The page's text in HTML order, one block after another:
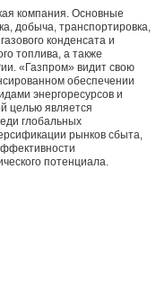
компания. Основные
добыча, транспортировка,
конденсата и
топлива, а также
«Газпром» видит свою
обеспечении
энергоресурсов и
целью является
глобальных
рынков сбыта,
потенциала.